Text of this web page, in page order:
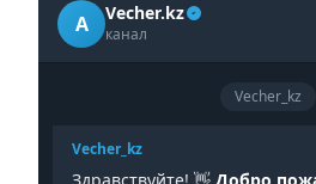
A Vecher.kz
канал
Vecher_kz
Vecher_kz